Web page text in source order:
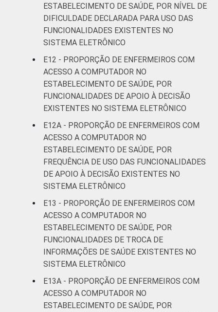
ESTABELECIMENTO DE SAÚDE, POR NÍVEL DE
DIFICULDADE DECLARADA PARA USO DAS
FUNCIONALIDADES EXISTENTES NO
SISTEMA ELETRÔNICO
E12 - PROPORÇÃO DE ENFERMEIROS COM
ACESSO A COMPUTADOR NO
ESTABELECIMENTO DE SAÚDE, POR
FUNCIONALIDADES DE APOIO À DECISÃO
EXISTENTES NO SISTEMA ELETRÔNICO
E12A - PROPORÇÃO DE ENFERMEIROS COM
ACESSO A COMPUTADOR NO
ESTABELECIMENTO DE SAÚDE, POR
FREQUÊNCIA DE USO DAS FUNCIONALIDADES
DE APOIO À DECISÃO EXISTENTES NO
SISTEMA ELETRÔNICO
E13 - PROPORÇÃO DE ENFERMEIROS COM
ACESSO A COMPUTADOR NO
ESTABELECIMENTO DE SAÚDE, POR
FUNCIONALIDADES DE TROCA DE
INFORMAÇÕES DE SAÚDE EXISTENTES NO
SISTEMA ELETRÔNICO
E13A - PROPORÇÃO DE ENFERMEIROS COM
ACESSO A COMPUTADOR NO
ESTABELECIMENTO DE SAÚDE, POR